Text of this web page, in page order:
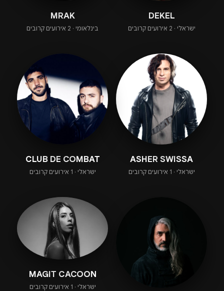
DEKEL
ישראלי · 2 אירועים קרובים
MRAK
בינלאומי · 2 אירועים קרובים
ASHER SWISSA
ישראלי · 1 אירועים קרובים
CLUB DE COMBAT
ישראלי · 1 אירועים קרובים
MAGIT CACOON
ישראלי · 1 אירועים קרובים